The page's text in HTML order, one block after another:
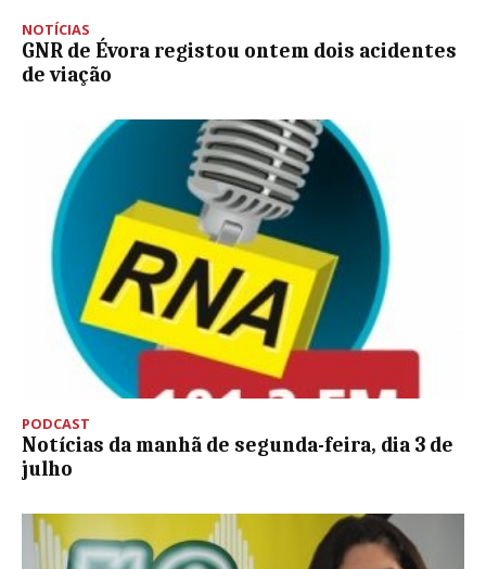
NOTÍCIAS
GNR de Évora registou ontem dois acidentes
de viação
PODCAST
Notícias da manhã de segunda-feira, dia 3 de
julho